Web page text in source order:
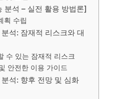
분석 – 실전 활용 방법론]
획 수립
석: 잠재적 리스크와 대
수 있는 잠재적 리스크
안전한 이용 가이드
석: 향후 전망 및 심화